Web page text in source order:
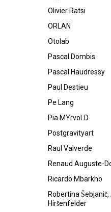
Olivier Ratsi
ORLAN
Otolab
Pascal Dombis
Pascal Haudressy
Paul Destieu
Pe Lang
Pia MYrvoLD
Postgravityart
Raul Valverde
Renaud Auguste-
Ricardo Mbarkho
Robertina Šebjanič,
Hiršenfelder